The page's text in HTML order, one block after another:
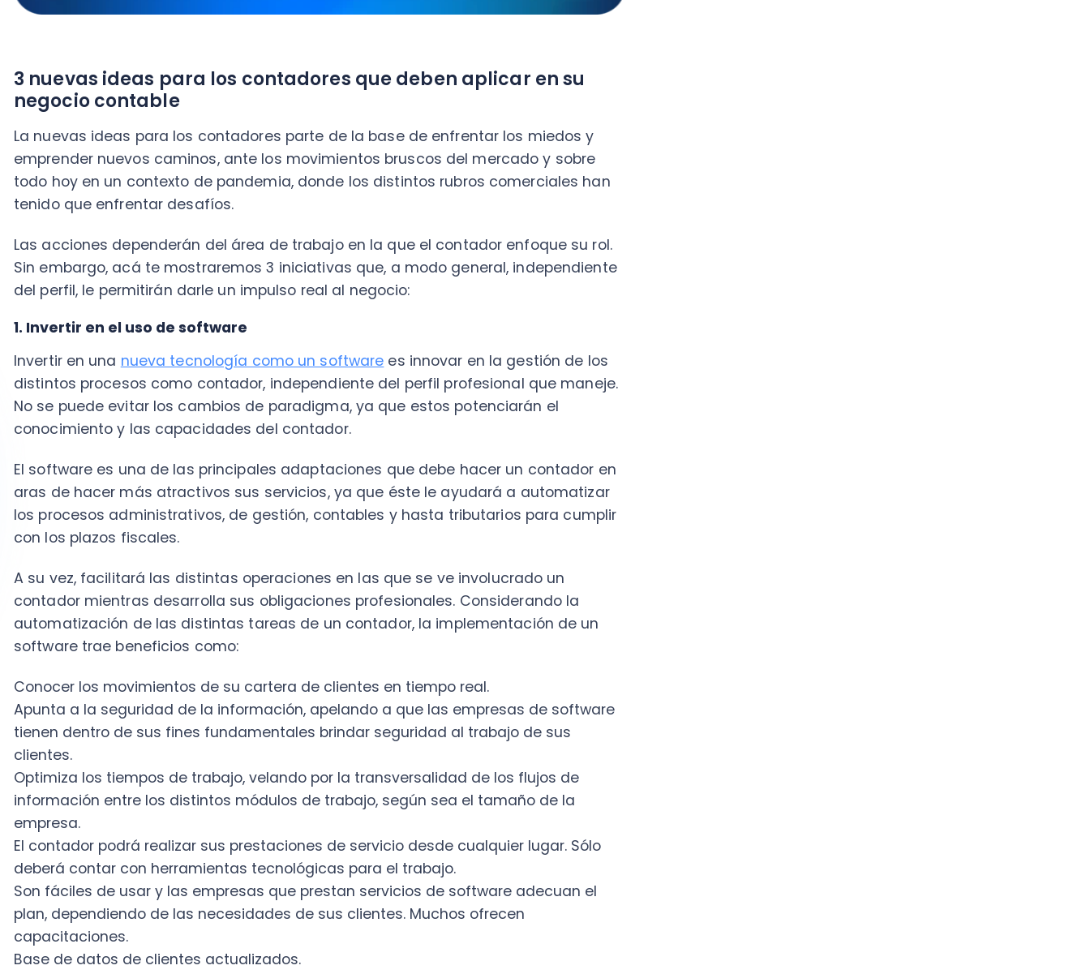
tenido que enfrentar desafíos.
Sin embargo, acá te mostraremos 3 iniciativas que, a modo general, independiente
del perfil, le permitirán darle un impulso real al negocio:
Invertir en una nueva tecnología como un softwarees innovar en la gestión de los
distintos procesos como contador, independiente del perfil profesional que maneje.
No se puede evitar los cambios de paradigma, ya que estos potenciarán el
conocimiento y las capacidades del contador.
El software es una de las principales adaptaciones que debe hacer un contador en
aras de hacer más atractivos sus servicios, ya que éste le ayudará a automatizar
los procesos administrativos, de gestión, contables y hasta tributarios para cumplir
contador mientras desarrolla sus obligaciones profesionales. Considerando la
automatización de las distintas tareas de un contador, la implementación de un
software trae beneficios como:
Apunta a la seguridad de la información, apelando a que las empresas de software
tienen dentro de sus fines fundamentales brindar seguridad al trabajo de sus
clientes.
Optimiza los tiempos de trabajo, velando por la transversalidad de los flujos de
información entre los distintos módulos de trabajo, según sea el tamaño de la
empresa.
El contador podrá realizar sus prestaciones de servicio desde cualquier lugar. Sólo
deberá contar con herramientas tecnológicas para el trabajo.
Son fáciles de usar y las empresas que prestan servicios de software adecuan el
plan, dependiendo de las necesidades de sus clientes. Muchos ofrecen
Base de datos de clientes actualizados.
2. Optimización del sitio web
Una empresa de asesorías contables debe contar con un sitio web para mostrar al
público su experiencia y trayectoria profesional. En esta página, se deben incluir
todos y cada uno de los servicios que presta.
Dichos servicios deben ser ofrecidos por medio del sitio con una mirada que
resuelva los problemas y necesidades de un futuro y potencial cliente. De esta
manera, se promociona un servicio en el que se demuestra por qué deben elegirte
como su asesor contable.
La página web debe ser constantemente actualizada, tener un diseño y contenido
fácil de identificar, así como también fácil de entender.